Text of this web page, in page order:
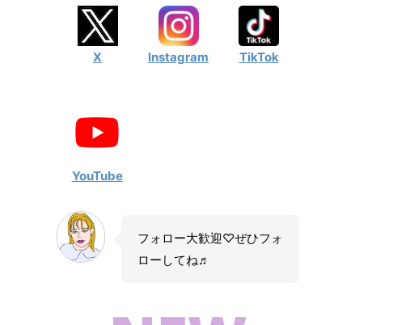
X Instagram TikTok
YouTube
フォロー大歓迎♡ぜひフォ
ローしてね♬